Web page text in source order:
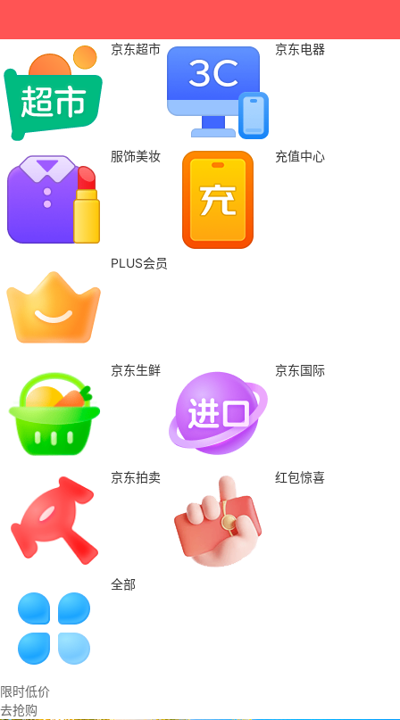
京东超市 京东电器
服饰美妆 充值中心
PLUS会员
京东生鲜 京东国际
京东拍卖 红包惊喜
全部
限时低价
去抢购